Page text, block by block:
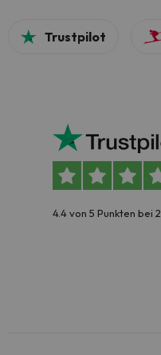
Trustpilot
4.4 von 5 Punkten bei